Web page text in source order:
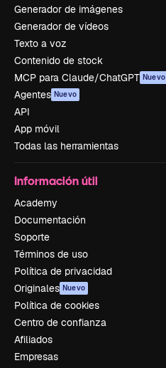
Generador de imágenes
Generador de vídeos
Texto a voz
Contenido de stock
MCP para Claude/ChatGPT Nuevo
Agentes Nuevo
API
App móvil
Todas las herramientas
Información útil
Academy
Documentación
Soporte
Términos de uso
Política de privacidad
Originales Nuevo
Política de cookies
Centro de confianza
Afiliados
Empresas